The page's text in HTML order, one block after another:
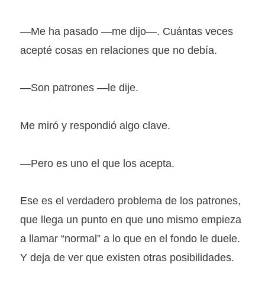
—Me ha pasado —me dijo—. Cuántas veces
acepté cosas en relaciones que no debía.
—Son patrones —le dije.
Me miró y respondió algo clave.
—Pero es uno el que los acepta.
Ese es el verdadero problema de los patrones,
que llega un punto en que uno mismo empieza
a llamar “normal” a lo que en el fondo le duele.
Y deja de ver que existen otras posibilidades.